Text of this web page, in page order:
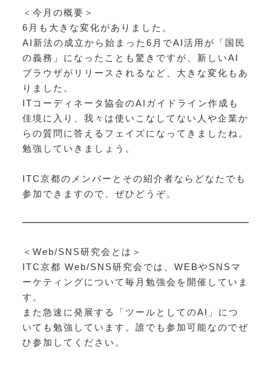
＜今月の概要＞
6月も大きな変化がありました。
AI新法の成立から始まった6月でAI活用が「国民
の義務」になったことも驚きですが、新しいAI
ブラウザがリリースされるなど、大きな変化もあ
りました。
ITコーディネータ協会のAIガイドライン作成も
佳境に入り、我々は使いこなしてない人や企業か
らの質問に答えるフェイズになってきましたね。
勉強していきましょう。
ITC京都のメンバーとその紹介者ならどなたでも
参加できますので、ぜひどうぞ。
＜Web/SNS研究会とは＞
ITC京都 Web/SNS研究会では、WEBやSNSマ
ーケティングについて毎月勉強会を開催していま
す。
また急速に発展する「ツールとしてのAI」につ
いても勉強しています。誰でも参加可能なのでぜ
ひ参加してください。